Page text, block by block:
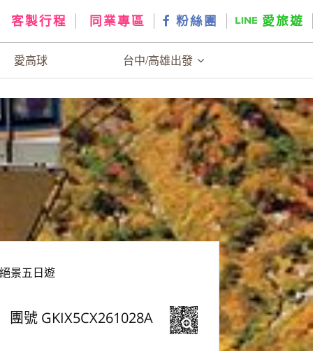
客製行程 同業專區 粉絲團 愛旅遊
愛高球 台中/高雄出發
景五日遊
團號 GKIX5CX261028A